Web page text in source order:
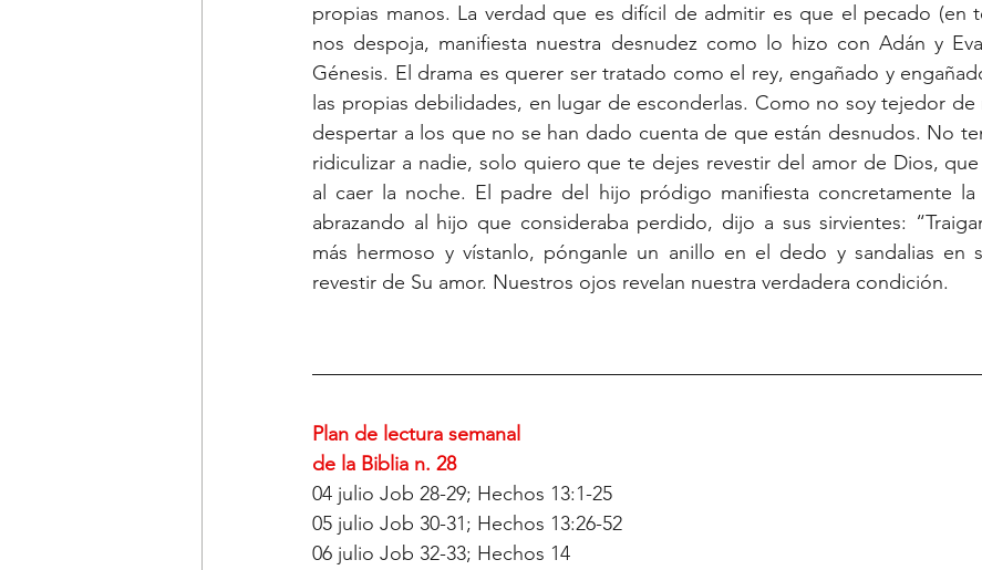
propias manos. La verdad que es difícil de admitir es que el pecado (en
nos despoja, manifiesta nuestra desnudez como lo hizo con Adán y
Génesis. El drama es querer ser tratado como el rey, engañado y
las propias debilidades, en lugar de esconderlas. Como no soy tejedor
despertar a los que no se han dado cuenta de que están desnudos. No
ridiculizar a nadie, solo quiero que te dejes revestir del amor de Dios,
al caer la noche. El padre del hijo pródigo manifiesta concretamente la
abrazando al hijo que consideraba perdido, dijo a sus sirvientes:
más hermoso y vístanlo, pónganle un anillo en el dedo y sandalias en
revestir de Su amor. Nuestros ojos revelan nuestra verdadera condición.
Plan de lectura semanal
de la Biblia n. 28
04 julio Job 28-29; Hechos 13:1-25
05 julio Job 30-31; Hechos 13:26-52
06 julio Job 32-33; Hechos 14